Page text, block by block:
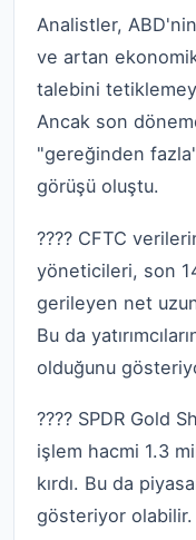
Analistler,
ve artan
talebini
Ancak son
"gereğinden
görüşü oluştu.
???? CFTC
yöneticileri, son
gerileyen net
Bu da
olduğunu
???? SPDR Gold
işlem hacmi 1.3
kırdı. Bu da
gösteriyor olabilir.